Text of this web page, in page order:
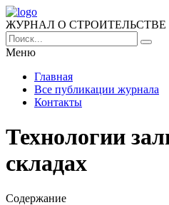
ЖУРНАЛ О
Меню
Главная
Все публикации журнала
Контакты
Технологии
складах
Содержание